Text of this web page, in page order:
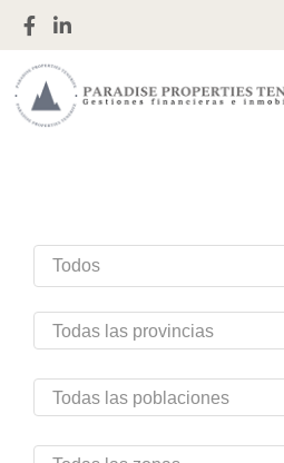
Tenerife
Todas las provincias
Todas las poblaciones